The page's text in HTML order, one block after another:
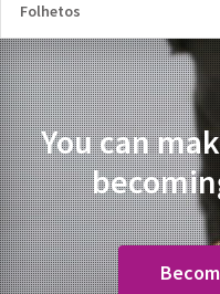
Folhetos
You can